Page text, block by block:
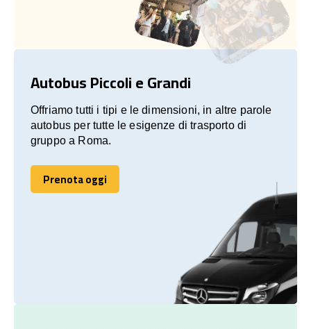
Autobus Piccoli e Grandi
Offriamo tutti i tipi e le dimensioni, in altre parole
autobus per tutte le esigenze di trasporto di
gruppo a Roma.
Prenota oggi
Prenota oggi